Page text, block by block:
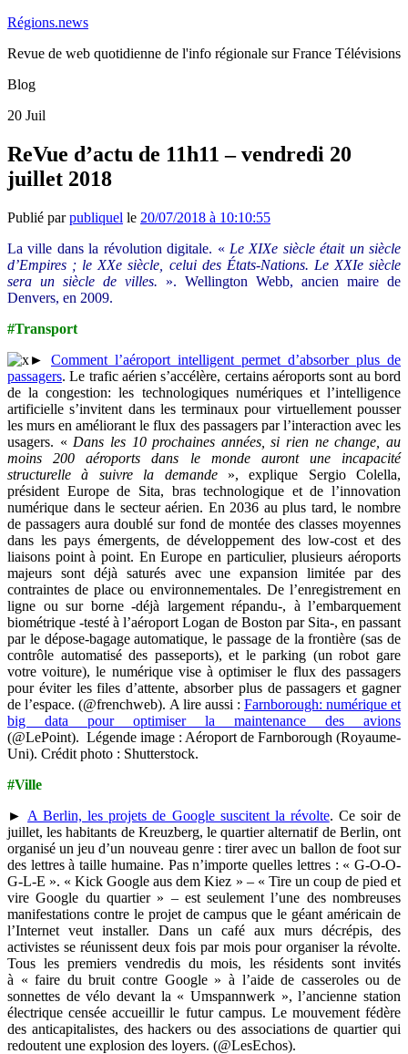
Régions.news
Revue de web quotidienne de l'info régionale sur France Télévisions
Blog
20 Juil
ReVue d’actu de 11h11 – vendredi 20
juillet 2018
Publié parpubliquel le 20/07/2018 à 10:10:55
La ville dans la révolution digitale. « Le XIXe siècle était un siècle
d’Empires ; le XXe siècle, celui des États-Nations. Le XXIe siècle
sera un siècle de villes. ». Wellington Webb, ancien maire de
Denvers, en 2009.
#Transport
► Comment l’aéroport intelligent permet d’absorber plus de
passagers. Le trafic aérien s’accélère, certains aéroports sont au bord
de la congestion: les technologiques numériques et l’intelligence
artificielle s’invitent dans les terminaux pour virtuellement pousser
les murs en améliorant le flux des passagers par l’interaction avec les
usagers. « Dans les 10 prochaines années, si rien ne change, au
moins 200 aéroports dans le monde auront une incapacité
structurelle à suivre la demande », explique Sergio Colella,
président Europe de Sita, bras technologique et de l’innovation
numérique dans le secteur aérien. En 2036 au plus tard, le nombre
de passagers aura doublé sur fond de montée des classes moyennes
dans les pays émergents, de développement des low-cost et des
liaisons point à point. En Europe en particulier, plusieurs aéroports
majeurs sont déjà saturés avec une expansion limitée par des
contraintes de place ou environnementales. De l’enregistrement en
ligne ou sur borne -déjà largement répandu-, à l’embarquement
biométrique -testé à l’aéroport Logan de Boston par Sita-, en passant
par le dépose-bagage automatique, le passage de la frontière (sas de
contrôle automatisé des passeports), et le parking (un robot gare
votre voiture), le numérique vise à optimiser le flux des passagers
pour éviter les files d’attente, absorber plus de passagers et gagner
de l’espace. (@frenchweb). A lire aussi : Farnborough: numérique et
big data pour optimiser la maintenance des avions
(@LePoint). Légende image : Aéroport de Farnborough (Royaume-
Uni). Crédit photo : Shutterstock.
#Ville
► A Berlin, les projets de Google suscitent la révolte. Ce soir de
juillet, les habitants de Kreuzberg, le quartier alternatif de Berlin, ont
organisé un jeu d’un nouveau genre : tirer avec un ballon de foot sur
des lettres à taille humaine. Pas n’importe quelles lettres : « G-O-O-
G-L-E ». « Kick Google aus dem Kiez » – « Tire un coup de pied et
vire Google du quartier » – est seulement l’une des nombreuses
manifestations contre le projet de campus que le géant américain de
l’Internet veut installer. Dans un café aux murs décrépis, des
activistes se réunissent deux fois par mois pour organiser la révolte.
Tous les premiers vendredis du mois, les résidents sont invités
à « faire du bruit contre Google » à l’aide de casseroles ou de
sonnettes de vélo devant la « Umspannwerk », l’ancienne station
électrique censée accueillir le futur campus. Le mouvement fédère
des anticapitalistes, des hackers ou des associations de quartier qui
redoutent une explosion des loyers. (@LesEchos).